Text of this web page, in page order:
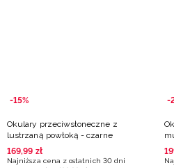
-15%
Okulary przeciwsłoneczne z
lustrzaną powłoką - czarne
169,99 zł
Najniższa cena z ostatnich 30 dni
-